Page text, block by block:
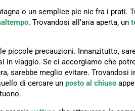
o un semplice pic nic fra i prati.
. Trovandosi all’aria aperta, un
piccole precauzioni. Innanzitutto,
in viaggio. Se ci accorgiamo che
sarebbe meglio evitare. Trovandosi
di cercare un posto al chiuso